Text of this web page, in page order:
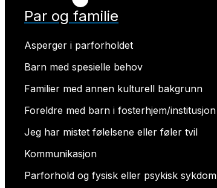
Par og familie
Asperger i parforholdet
Barn med spesielle behov
Familier med annen kulturell bakgrunn
Foreldre med barn i fosterhjem/institusjon
Jeg har mistet følelsene eller føler tvil
Kommunikasjon
Parforhold og fysisk eller psykisk sykdom